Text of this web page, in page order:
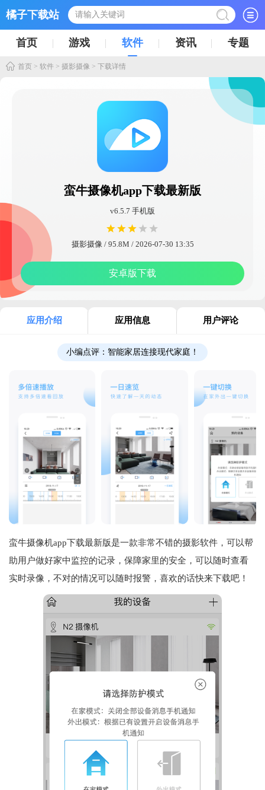
橘子下载站
首页 游戏 软件 资讯 专题
首页 > 软件 > 摄影摄像 > 下载详情
蛮牛摄像机app下载最新版
v6.5.7 手机版
摄影摄像 / 95.8M / 2026-07-30 13:35
安卓版下载
应用介绍 应用信息 用户评论
小编点评： 智能家居连接现代家庭！
蛮牛摄像机app下载最新版是一款非常不错的摄影软件，可以帮
助用户做好家中监控的记录，保障家里的安全，可以随时查看
实时录像，不对的情况可以随时报警，喜欢的话快来下载吧！